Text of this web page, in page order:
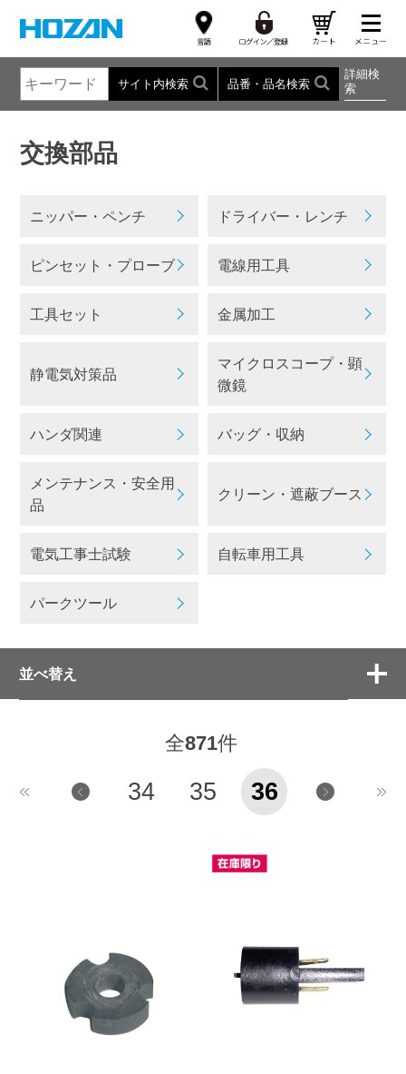
サイト内検索 品番・品名検索
詳細検
索
交換部品
ニッパー・ペンチ ドライバー・レンチ
ピンセット・プローブ 電線用工具
工具セット 金属加工
静電気対策品
マイクロスコープ・顕
微鏡
ハンダ関連 バッグ・収納
メンテナンス・安全用
品
クリーン・遮蔽ブース
電気工事士試験 自転車用工具
パークツール
並べ替え
全871件
34 35 36